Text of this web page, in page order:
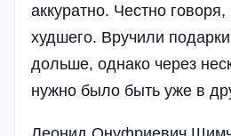
аккуратно. Честно
худшего. Вручили
дольше, однако через
нужно было быть уже в